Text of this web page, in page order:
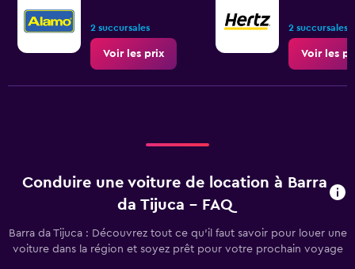
2 succursales
Voir les prix
2 succursales
Voir les
Conduire une voiture de location à Barra
da Tijuca - FAQ
Barra da Tijuca : Découvrez tout ce qu’il faut savoir pour louer une
voiture dans la région et soyez prêt pour votre prochain voyage